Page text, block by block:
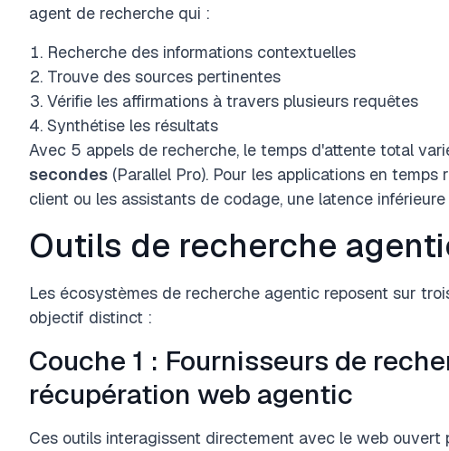
agent de recherche qui :
Recherche des informations contextuelles
Trouve des sources pertinentes
Vérifie les affirmations à travers plusieurs requêtes
Synthétise les résultats
Avec 5 appels de recherche, le temps d'attente total
secondes (Parallel Pro). Pour les applications en
client ou les assistants de codage, une latence
Outils de recherche
Les écosystèmes de recherche agentic reposent sur
objectif distinct :
Couche 1 : Fournisseurs de
récupération web agentic
Ces outils interagissent directement avec le web ouvert